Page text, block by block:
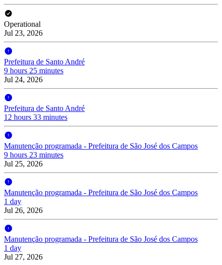
Operational
Jul 23, 2026
Prefeitura de Santo André
9 hours 25 minutes
Jul 24, 2026
Prefeitura de Santo André
12 hours 33 minutes
Manutenção programada - Prefeitura de São José dos Campos
9 hours 23 minutes
Jul 25, 2026
Manutenção programada - Prefeitura de São José dos Campos
1 day
Jul 26, 2026
Manutenção programada - Prefeitura de São José dos Campos
1 day
Jul 27, 2026